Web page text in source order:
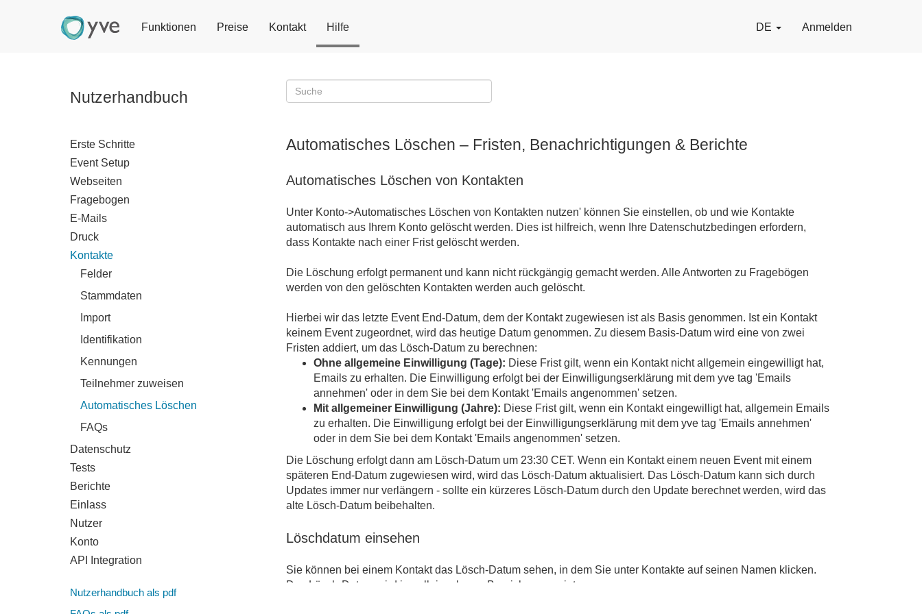
Funktionen Preise Kontakt Hilfe DE Anmelden
Nutzerhandbuch
Erste Schritte
Event Setup
Webseiten
Fragebogen
E-Mails
Druck
Kontakte
Felder
Stammdaten
Import
Identifikation
Kennungen
Teilnehmer zuweisen
Automatisches Löschen
FAQs
Datenschutz
Tests
Berichte
Einlass
Nutzer
Konto
API Integration
Nutzerhandbuch als pdf
Automatisches Löschen – Fristen, Benachrichtigungen & Berichte
Automatisches Löschen von Kontakten
Unter Konto->Automatisches Löschen von Kontakten nutzen' können Sie einstellen, ob und wie Kontakte
automatisch aus Ihrem Konto gelöscht werden. Dies ist hilfreich, wenn Ihre Datenschutzbedingen erfordern,
dass Kontakte nach einer Frist gelöscht werden.
Die Löschung erfolgt permanent und kann nicht rückgängig gemacht werden. Alle Antworten zu Fragebögen
werden von den gelöschten Kontakten werden auch gelöscht.
Hierbei wir das letzte Event End-Datum, dem der Kontakt zugewiesen ist als Basis genommen. Ist ein Kontakt
keinem Event zugeordnet, wird das heutige Datum genommen. Zu diesem Basis-Datum wird eine von zwei
Fristen addiert, um das Lösch-Datum zu berechnen:
Ohne allgemeine Einwilligung (Tage): Diese Frist gilt, wenn ein Kontakt nicht allgemein eingewilligt hat,
Emails zu erhalten. Die Einwilligung erfolgt bei der Einwilligungserklärung mit dem yve tag 'Emails
annehmen' oder in dem Sie bei dem Kontakt 'Emails angenommen' setzen.
Mit allgemeiner Einwilligung (Jahre): Diese Frist gilt, wenn ein Kontakt eingewilligt hat, allgemein Emails
zu erhalten. Die Einwilligung erfolgt bei der Einwilligungserklärung mit dem yve tag 'Emails annehmen'
oder in dem Sie bei dem Kontakt 'Emails angenommen' setzen.
Die Löschung erfolgt dann am Lösch-Datum um 23:30 CET. Wenn ein Kontakt einem neuen Event mit einem
späteren End-Datum zugewiesen wird, wird das Lösch-Datum aktualisiert. Das Lösch-Datum kann sich durch
Updates immer nur verlängern - sollte ein kürzeres Lösch-Datum durch den Update berechnet werden, wird das
alte Lösch-Datum beibehalten.
Löschdatum einsehen
Sie können bei einem Kontakt das Lösch-Datum sehen, in dem Sie unter Kontakte auf seinen Namen klicken.
Das Lösch-Datum wird in gelb im oberen Bereich angezeigt.